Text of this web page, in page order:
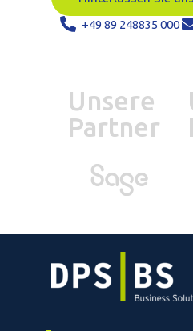
+49 89 248835 000
Unsere
Partner